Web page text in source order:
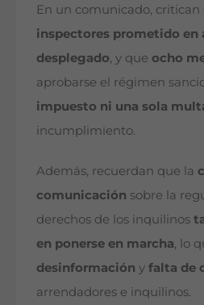
En un comunicado, critican
inspectores prometido en
desplegado, y que ocho
aprobarse el régimen
impuesto ni una sola
incumplimiento.
Además, recuerdan que la
comunicación sobre la
derechos de los inquilinos
en ponerse en marcha, lo
desinformación y falta de
arrendadores e inquilinos.